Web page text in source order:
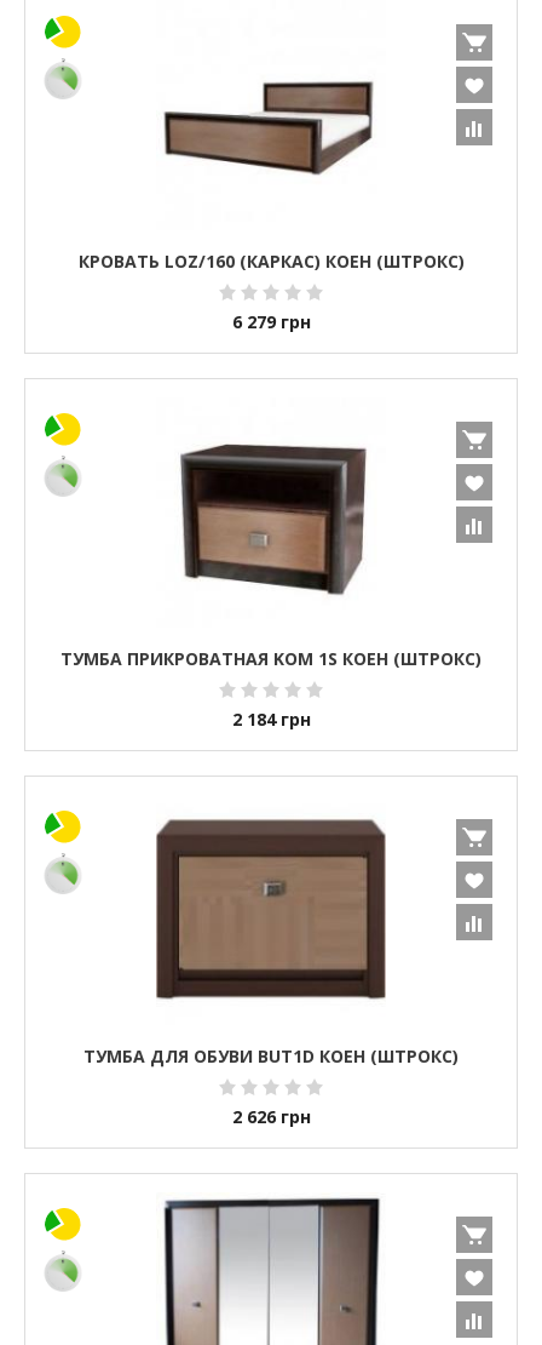
КРОВАТЬ LOZ/160 (КАРКАС) КОЕН (ШТРОКС)
6 279 грн
ТУМБА ПРИКРОВАТНАЯ KOM 1S КОЕН (ШТРОКС)
2 184 грн
ТУМБА ДЛЯ ОБУВИ BUT1D КОЕН (ШТРОКС)
2 626 грн